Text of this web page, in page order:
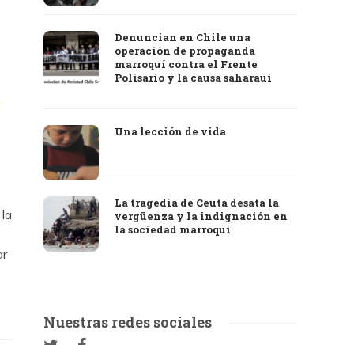
Denuncian en Chile una
operación de propaganda
marroquí contra el Frente
Polisario y la causa saharaui
Una lección de vida
La tragedia de Ceuta desata la
vergüenza y la indignación en
la sociedad marroquí
Nuestras redes sociales